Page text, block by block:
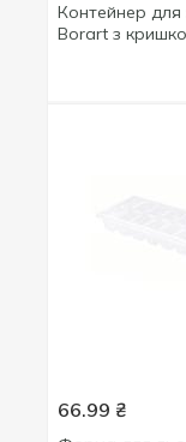
Контейнер для
Borart з
66.99 ₴